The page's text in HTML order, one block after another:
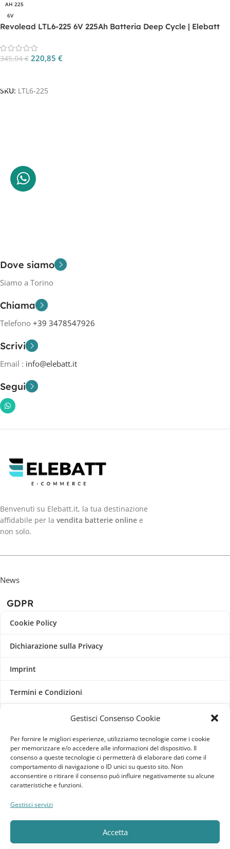
Gestisci Consenso Cookie
Per fornire le migliori esperienze, utilizziamo tecnologie come i cookie
per memorizzare e/o accedere alle informazioni del dispositivo. Il
consenso a queste tecnologie ci permetterà di elaborare dati come il
comportamento di navigazione o ID unici su questo sito. Non
acconsentire o ritirare il consenso può influire negativamente su alcune
caratteristiche e funzioni.
Gestisci servizi
Accetta
AH 225
6V
Revolead LTL6-225 6V 225Ah Batteria Deep Cycle | Elebatt
345,04€ 220,85 €
SKU: LTL6-225
Dove siamo
Siamo a Torino
Chiama
Telefono +39 3478547926
Scrivi
Email : info@elebatt.it
Segui
Benvenuti su Elebatt.it, la tua destinazione
affidabile per la vendita batterie online e
non solo.
News
GDPR
Cookie Policy
Dichiarazione sulla Privacy
Imprint
Termini e Condizioni
Pagine Dedicate
Raffrescatori Evaporativi Industriali